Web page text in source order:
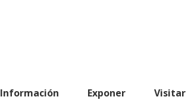
Información Exponer Visitar